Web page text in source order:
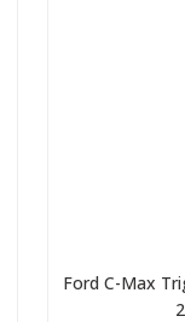
Ford C-Max